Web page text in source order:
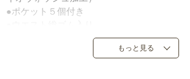
●ポケット５個付き
※バイオウォッシュ加工のため、商品により
もっと見る